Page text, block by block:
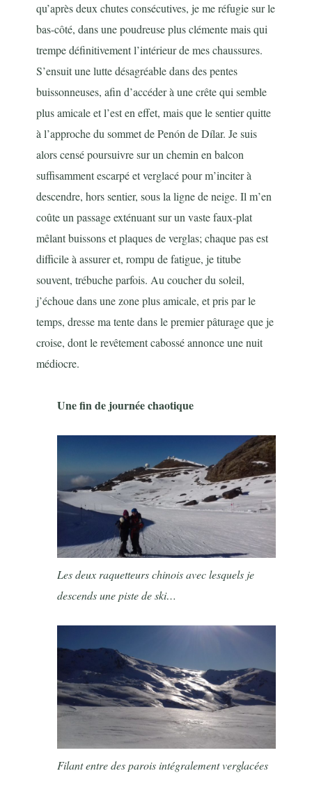
qu’après deux chutes consécutives, je me réfugie sur le
bas-côté, dans une poudreuse plus clémente mais qui
trempe définitivement l’intérieur de mes chaussures.
S’ensuit une lutte désagréable dans des pentes
buissonneuses, afin d’accéder à une crête qui semble
plus amicale et l’est en effet, mais que le sentier quitte
à l’approche du sommet de Penón de Dílar. Je suis
alors censé poursuivre sur un chemin en balcon
suffisamment escarpé et verglacé pour m’inciter à
descendre, hors sentier, sous la ligne de neige. Il m’en
coûte un passage exténuant sur un vaste faux-plat
mêlant buissons et plaques de verglas; chaque pas est
difficile à assurer et, rompu de fatigue, je titube
souvent, trébuche parfois. Au coucher du soleil,
j’échoue dans une zone plus amicale, et pris par le
temps, dresse ma tente dans le premier pâturage que je
croise, dont le revêtement cabossé annonce une nuit
médiocre.
Une fin de journée chaotique
Les deux raquetteurs chinois avec lesquels je
descends une piste de ski…
Filant entre des parois intégralement verglacées